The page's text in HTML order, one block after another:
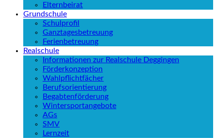
Elternbeirat
Grundschule
Schulprofil
Ganztagesbetreuung
Ferienbetreuung
Realschule
Informationen zur Realschule Deggingen
Förderkonzeption
Wahlpflichtfächer
Berufsorientierung
Begabtenförderung
Wintersportangebote
AGs
SMV
Lernzeit